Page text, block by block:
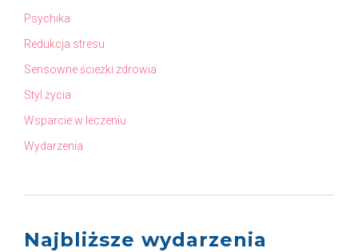
Psychika
Redukcja stresu
Sensowne ścieżki zdrowia
Styl życia
Wsparcie w leczeniu
Wydarzenia
Najbliższe wydarzenia